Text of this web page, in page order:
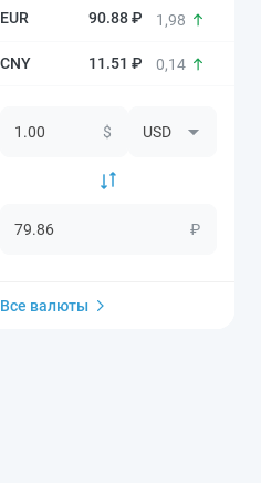
90.88 ₽ 1,98
11.51 ₽ 0,14
$
₽
Все валюты